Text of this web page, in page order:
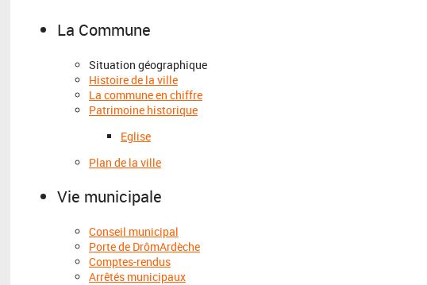
La Commune
Situation géographique
Histoire de la ville
La commune en chiffre
Patrimoine historique
Eglise
Plan de la ville
Vie municipale
Conseil municipal
Porte de DrômArdèche
Comptes-rendus
Arrêtés municipaux